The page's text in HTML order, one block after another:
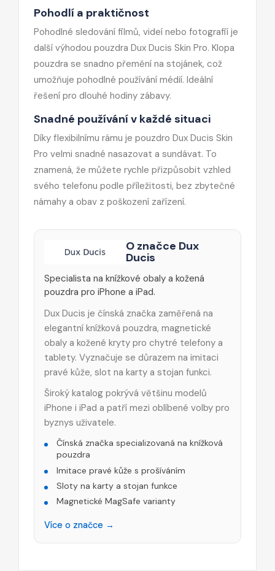
Pohodlí a praktičnost
Pohodlné sledování filmů, videí nebo fotografií je
další výhodou pouzdra Dux Ducis Skin Pro. Klopa
pouzdra se snadno přemění na stojánek, což
umožňuje pohodlné používání médií. Ideální
řešení pro dlouhé hodiny zábavy.
Snadné používání v každé situaci
Díky flexibilnímu rámu je pouzdro Dux Ducis Skin
Pro velmi snadné nasazovat a sundávat. To
znamená, že můžete rychle přizpůsobit vzhled
svého telefonu podle příležitosti, bez zbytečné
námahy a obav z poškození zařízení.
O značce Dux
Ducis
Specialista na knížkové obaly a kožená
pouzdra pro iPhone a iPad.
Dux Ducis je čínská značka zaměřená na
elegantní knížková pouzdra, magnetické
obaly a kožené kryty pro chytré telefony a
tablety. Vyznačuje se důrazem na imitaci
pravé kůže, slot na karty a stojan funkci.
Široký katalog pokrývá většinu modelů
iPhone i iPad a patří mezi oblíbené volby pro
byznys uživatele.
Čínská značka specializovaná na knížková
pouzdra
Imitace pravé kůže s prošíváním
Sloty na karty a stojan funkce
Magnetické MagSafe varianty
Více o značce →